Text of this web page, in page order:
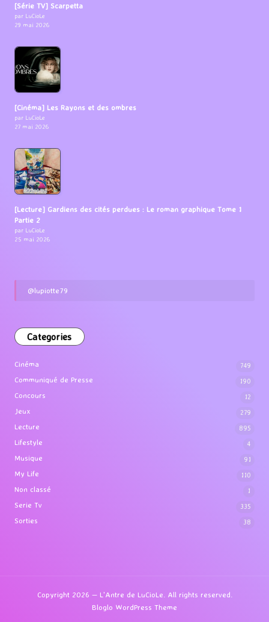
[Série TV] Scarpetta
par LuCioLe
29 mai 2026
[Cinéma] Les Rayons et des ombres
par LuCioLe
27 mai 2026
[Lecture] Gardiens des cités perdues : Le roman graphique Tome 1
Partie 2
par LuCioLe
25 mai 2026
@lupiotte79
Categories
Cinéma 749
Communiqué de Presse 190
Concours 12
Jeux 279
Lecture 895
Lifestyle 4
Musique 91
My Life 110
Non classé 1
Serie Tv 335
Sorties 38
Copyright 2026 — L'Antre de LuCioLe. All rights reserved.
Bloglo WordPress Theme